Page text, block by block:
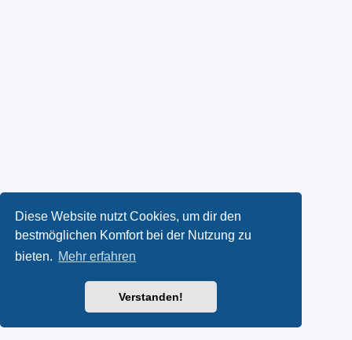
Diese Website nutzt Cookies, um dir den
bestmöglichen Komfort bei der Nutzung zu
bieten. Mehr erfahren
Verstanden!